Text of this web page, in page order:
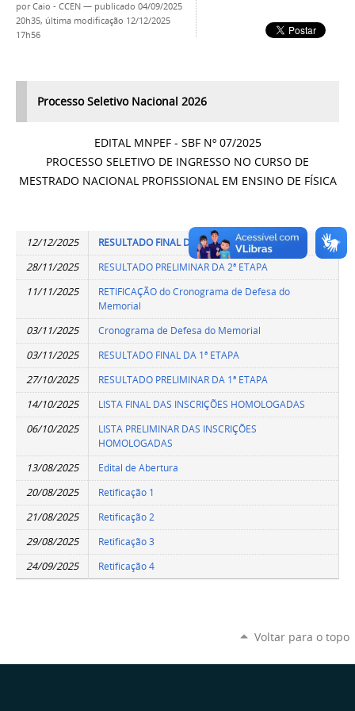
porCaio - CCEN — publicado 04/09/2025
20h35, última modificação 12/12/2025
17h56
Processo Seletivo Nacional 2026
EDITAL MNPEF - SBF Nº 07/2025
PROCESSO SELETIVO DE INGRESSO NO CURSO DE
MESTRADO NACIONAL PROFISSIONAL EM ENSINO DE FÍSICA
12/12/2025
RESULTADO FINAL DO PROCESSO SELETIVO
28/11/2025
RESULTADO PRELIMINAR DA 2ª ETAPA
11/11/2025
RETIFICAÇÃO do Cronograma de Defesa do
Memorial
03/11/2025
Cronograma de Defesa do Memorial
03/11/2025
RESULTADO FINAL DA 1ª ETAPA
27/10/2025
RESULTADO PRELIMINAR DA 1ª ETAPA
14/10/2025
LISTA FINAL DAS INSCRIÇÕES HOMOLOGADAS
06/10/2025
LISTA PRELIMINAR DAS INSCRIÇÕES
HOMOLOGADAS
13/08/2025
Edital de Abertura
20/08/2025
Retificação 1
21/08/2025
Retificação 2
29/08/2025
Retificação 3
24/09/2025
Retificação 4
Voltar para o topo